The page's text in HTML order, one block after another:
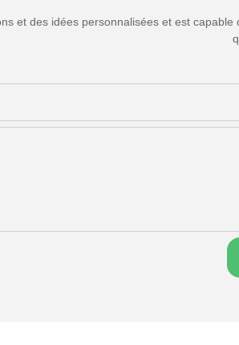
et des idées personnalisées et est